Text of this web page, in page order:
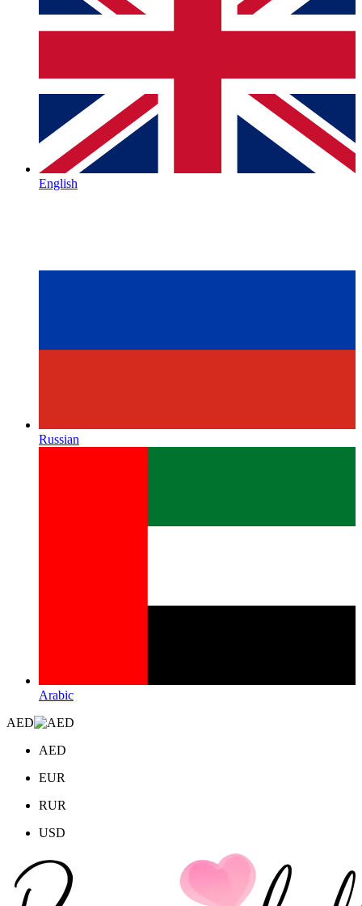
English
Russian
Arabic
AED
AED
EUR
RUR
USD